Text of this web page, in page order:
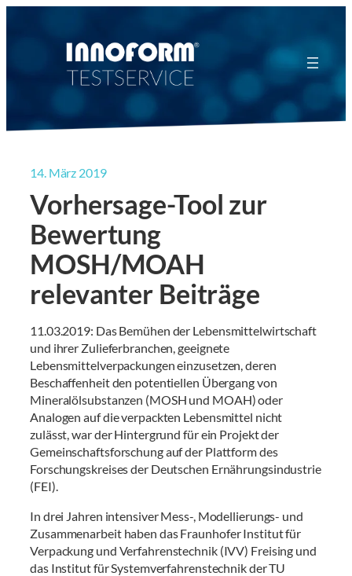
14. März 2019
Vorhersage-Tool zur
Bewertung
MOSH/MOAH
relevanter Beiträge
11.03.2019: Das Bemühen der Lebensmittelwirtschaft
und ihrer Zulieferbranchen, geeignete
Lebensmittelverpackungen einzusetzen, deren
Beschaffenheit den potentiellen Übergang von
Mineralölsubstanzen (MOSH und MOAH) oder
Analogen auf die verpackten Lebensmittel nicht
zulässt, war der Hintergrund für ein Projekt der
Gemeinschaftsforschung auf der Plattform des
Forschungskreises der Deutschen Ernährungsindustrie
(FEI).
In drei Jahren intensiver Mess-, Modellierungs- und
Zusammenarbeit haben das Fraunhofer Institut für
Verpackung und Verfahrenstechnik (IVV) Freising und
das Institut für Systemverfahrenstechnik der TU